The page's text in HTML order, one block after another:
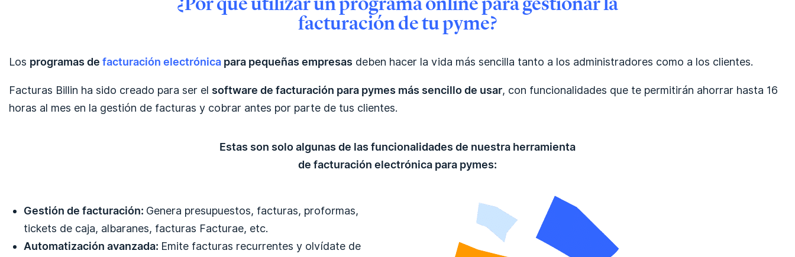
facturación de tu pyme?
Los programas de facturación electrónica para pequeñas empresas deben hacer la vida más sencilla tanto a los administradores como a los clientes.
Facturas Billin ha sido creado para ser el software de facturación para pymes más sencillo de usar, con funcionalidades que te permitirán ahorrar hasta 16
horas al mes en la gestión de facturas y cobrar antes por parte de tus clientes.
Estas son solo algunas de las funcionalidades de nuestra herramienta
de facturación electrónica para pymes:
Gestión de facturación: Genera presupuestos, facturas, proformas,
tickets de caja, albaranes, facturas Facturae, etc.
Automatización avanzada: Emite facturas recurrentes y olvídate de